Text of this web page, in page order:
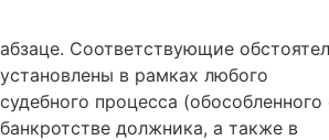
абзаце. Соответствующие
установлены в рамках любого
судебного процесса
банкротстве должника, а также в